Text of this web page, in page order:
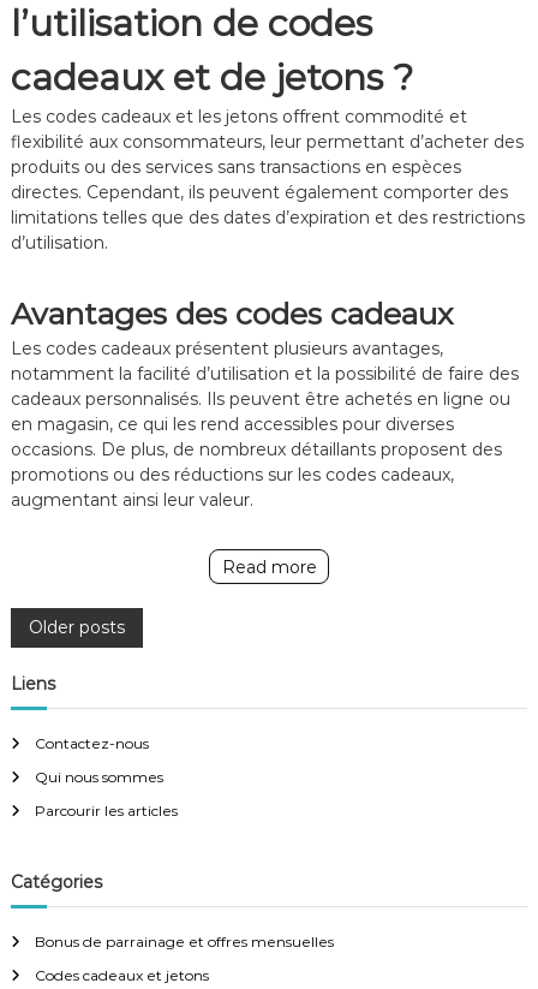
l’utilisation de codes
cadeaux et de jetons ?
Les codes cadeaux et les jetons offrent commodité et
flexibilité aux consommateurs, leur permettant d’acheter des
produits ou des services sans transactions en espèces
directes. Cependant, ils peuvent également comporter des
limitations telles que des dates d’expiration et des restrictions
d’utilisation.
Avantages des codes cadeaux
Les codes cadeaux présentent plusieurs avantages,
notamment la facilité d’utilisation et la possibilité de faire des
cadeaux personnalisés. Ils peuvent être achetés en ligne ou
en magasin, ce qui les rend accessibles pour diverses
occasions. De plus, de nombreux détaillants proposent des
promotions ou des réductions sur les codes cadeaux,
augmentant ainsi leur valeur.
Read more
P
o
s
t
n
a
Older posts
Liens
Contactez-nous
Qui nous sommes
Parcourir les articles
Catégories
Bonus de parrainage et offres mensuelles
Codes cadeaux et jetons